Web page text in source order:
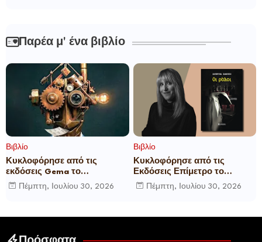
Παρέα μ' ένα βιβλίο
Βιβλίο
Κυκλοφόρησε από τις
εκδόσεις Gema το
μυθιστόρημα του γνωστού
δημοσιογράφου Γεώργιου Θ.
Πέμπτη, Ιουλίου 30, 2026
Βιβλίο
Κυκλοφόρησε από τις
Εκδόσεις Επίμετρο το
αστυνομικό μυθιστόρημα της
Κατερίνας Πανούση Οι ρόλοι
Πέμπτη, Ιουλίου 30, 2026